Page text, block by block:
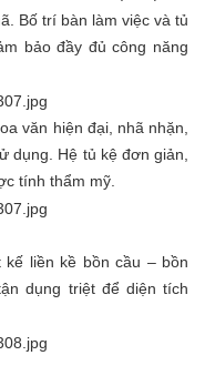
Bố trí bàn làm việc và tủ
bảo đầy đủ công năng
văn hiện đại, nhã nhặn,
dụng. Hệ tủ kệ đơn giản,
tính thẩm mỹ.
liền kề bồn cầu – bồn
dụng triệt để diện tích